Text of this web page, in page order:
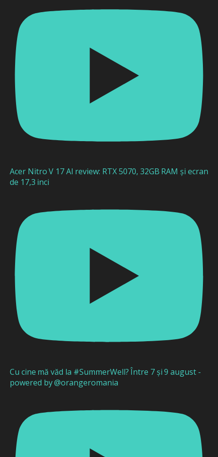
Acer Nitro V 17 AI review: RTX 5070, 32GB RAM și ecran
de 17,3 inci
Cu cine mă văd la #SummerWell? Între 7 și 9 august -
powered by @orangeromania